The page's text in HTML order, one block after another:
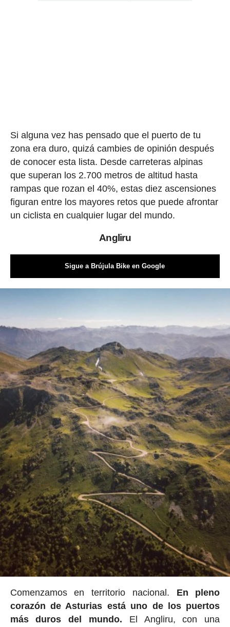
Si alguna vez has pensado que el puerto de tu
zona era duro, quizá cambies de opinión después
de conocer esta lista. Desde carreteras alpinas
que superan los 2.700 metros de altitud hasta
rampas que rozan el 40%, estas diez ascensiones
figuran entre los mayores retos que puede afrontar
un ciclista en cualquier lugar del mundo.
Angliru
Sigue a Brújula Bike en Google
Comenzamos en territorio nacional. En pleno
corazón de Asturias está uno de los puertos
más duros del mundo. El Angliru, con una